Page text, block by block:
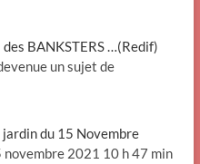
BANKSTERS …(Redif)
un sujet de
du 15 Novembre
2021 10 h 47 min